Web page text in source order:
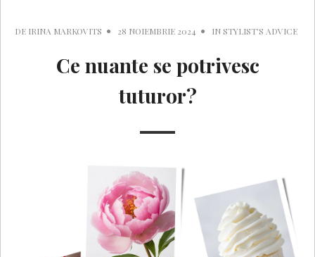
DE IRINA MARKOVITS 28 NOIEMBRIE 2024 IN STYLIST'S ADVICE
Ce nuante se potrivesc
tuturor?